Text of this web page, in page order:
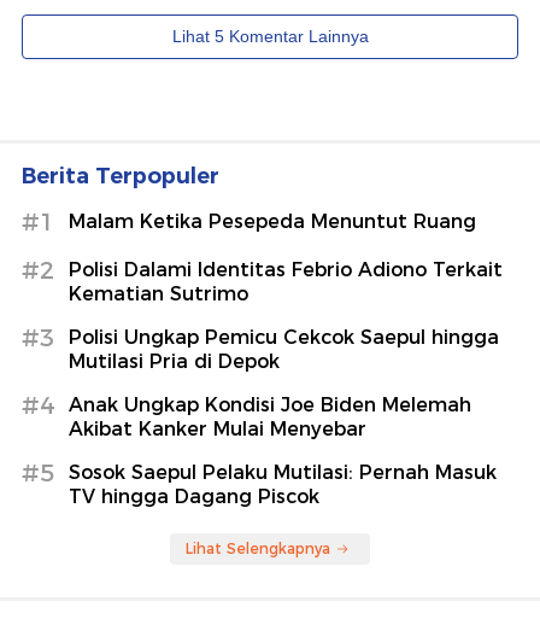
Berita Terpopuler
#1 Malam Ketika Pesepeda Menuntut Ruang
#2
Polisi Dalami Identitas Febrio Adiono Terkait
Kematian Sutrimo
#3
Polisi Ungkap Pemicu Cekcok Saepul hingga
Mutilasi Pria di Depok
#4
Anak Ungkap Kondisi Joe Biden Melemah
Akibat Kanker Mulai Menyebar
#5
Sosok Saepul Pelaku Mutilasi: Pernah Masuk
TV hingga Dagang Piscok
Lihat Selengkapnya